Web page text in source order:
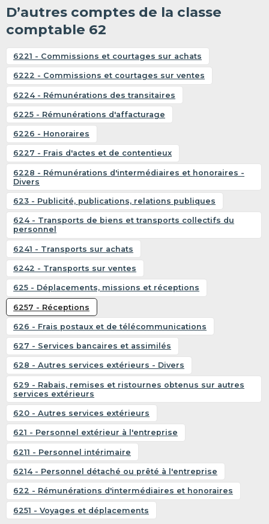
D’autres comptes de la classe
comptable 62
6221 - Commissions et courtages sur achats
6222 - Commissions et courtages sur ventes
6224 - Rémunérations des transitaires
6225 - Rémunérations d'affacturage
6226 - Honoraires
6227 - Frais d'actes et de contentieux
6228 - Rémunérations d'intermédiaires et honoraires -
Divers
623 - Publicité, publications, relations publiques
624 - Transports de biens et transports collectifs du
personnel
6241 - Transports sur achats
6242 - Transports sur ventes
625 - Déplacements, missions et réceptions
6257 - Réceptions
626 - Frais postaux et de télécommunications
627 - Services bancaires et assimilés
628 - Autres services extérieurs - Divers
629 - Rabais, remises et ristournes obtenus sur autres
services extérieurs
620 - Autres services extérieurs
621 - Personnel extérieur à l'entreprise
6211 - Personnel intérimaire
6214 - Personnel détaché ou prêté à l'entreprise
622 - Rémunérations d'intermédiaires et honoraires
6251 - Voyages et déplacements